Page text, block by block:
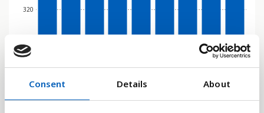
Consent Details About
0
320
2023 2024
Stapeldiagram